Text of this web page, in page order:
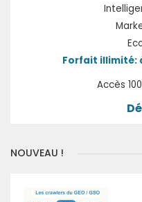
Forfait illimité:
Accès
NOUVEAU !